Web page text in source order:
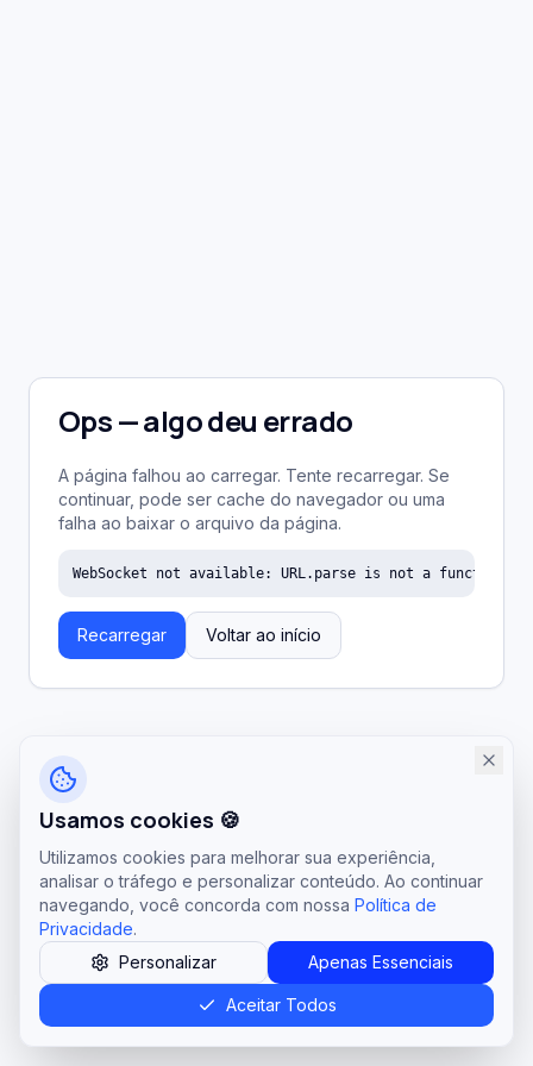
Ops — algo deu errado
A página falhou ao carregar. Tente recarregar. Se
continuar, pode ser cache do navegador ou uma
falha ao baixar o arquivo da página.
WebSocket not available: URL.parse is not a function
Recarregar Voltar ao início
Usamos cookies 🍪
Utilizamos cookies para melhorar sua experiência,
analisar o tráfego e personalizar conteúdo. Ao continuar
navegando, você concorda com nossa Política de
Privacidade.
Personalizar
Apenas Essenciais
Aceitar Todos